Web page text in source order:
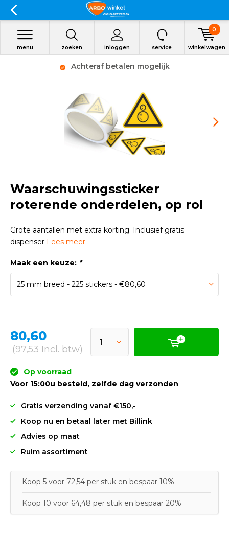
zoeken inloggen
menu service winkelwagen
0
Achteraf betalen mogelijk
Waarschuwingssticker
roterende onderdelen, op rol
Grote aantallen met extra korting. Inclusief gratis
dispenser Lees meer.
Maak een keuze: *
80,60
(97,53 Incl. btw)
Op voorraad
Voor 15:00u besteld, zelfde dag verzonden
Gratis verzending vanaf €150,-
Koop nu en betaal later met Billink
Advies op maat
Ruim assortiment
Koop 5 voor 72,54 per stuk en bespaar 10%
Koop 10 voor 64,48 per stuk en bespaar 20%